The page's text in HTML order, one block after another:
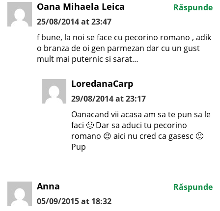
Oana Mihaela Leica
25/08/2014 at 23:47
f bune, la noi se face cu pecorino romano , adik
o branza de oi gen parmezan dar cu un gust
mult mai puternic si sarat…
Răspunde
LoredanaCarp
29/08/2014 at 23:17
Oanacand vii acasa am sa te pun sa le
faci 🙂 Dar sa aduci tu pecorino
romano 😉 aici nu cred ca gasesc 🙂
Pup
Anna
05/09/2015 at 18:32
Răspunde